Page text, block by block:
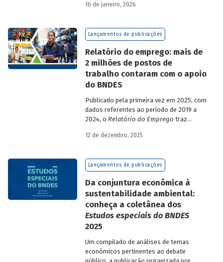
analisa a estratégia de diversificação das
diante dos atuais desafios de
sustentabilidade social, ambiental e
16 de janeiro, 2026
Lançamentos de publicações
Relatório do emprego: mais de
2 milhões de postos de
trabalho contaram com o apoio
do BNDES
Publicado pela primeira vez em 2025, com
dados referentes ao período de 2019 a
2024, o Relatório do Emprego traz
atuação do Banco sobre o mercado de
empregos da economia.
12 de dezembro, 2025
Lançamentos de publicações
Da conjuntura econômica à
sustentabilidade ambiental:
conheça a coletânea dos
Estudos especiais do BNDES
2025
Um compilado de análises de temas
econômicos pertinentes ao debate